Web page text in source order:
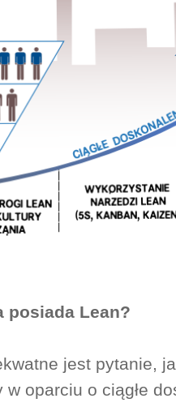
posiada Lean?
jest pytanie,
w oparciu o ciągłe